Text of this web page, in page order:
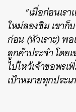
“เมื่อก่อนเร
ใหม่ลองชิม เขาก็
ก่อน (หัวเราะ) พ
ลูกค้าประจำ โดย
ไปไหว้เจ้าขอพรเ
เป้าหมายทุกประ
ค้นหา
SHARE